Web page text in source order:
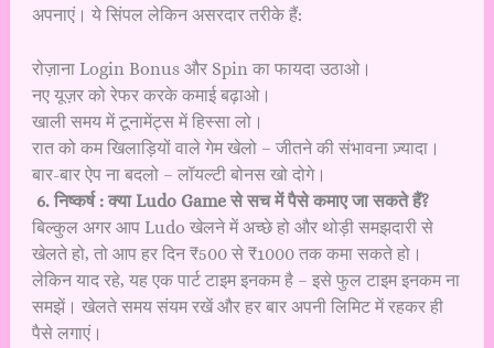
अपनाएं। ये सिंपल लेकिन असरदार तरीके हैं:
रोज़ाना Login Bonus और Spin का फायदा उठाओ।
नए यूज़र को रेफर करके कमाई बढ़ाओ।
खाली समय में टूनामेंट्स में हिस्सा लो।
रात को कम खिलाड़ियों वाले गेम खेलो – जीतने की संभावना ज़्यादा।
बार-बार ऐप ना बदलो – लॉयल्टी बोनस खो दोगे।
6. निष्कर्ष : क्या Ludo Game से सच में पैसे कमाए जा सकते हैं?
बिल्कुल अगर आप Ludo खेलने में अच्छे हो और थोड़ी समझदारी से
खेलते हो, तो आप हर दिन ₹500 से ₹1000 तक कमा सकते हो।
लेकिन याद रहे, यह एक पार्ट टाइम इनकम है – इसे फुल टाइम इनकम ना
समझें। खेलते समय संयम रखें और हर बार अपनी लिमिट में रहकर ही
पैसे लगाएं।